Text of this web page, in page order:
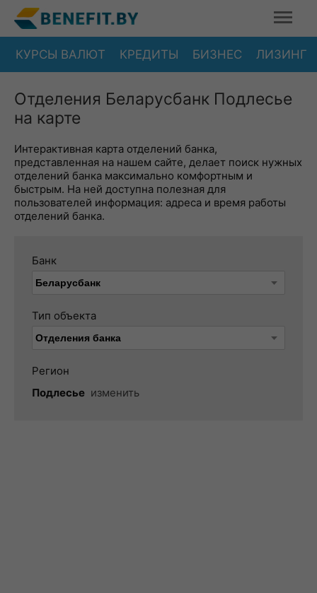
КУРСЫ ВАЛЮТ КРЕДИТЫ БИЗНЕС ЛИЗИНГ
Отделения Беларусбанк Подлесье
на карте
Интерактивная карта отделений банка,
представленная на нашем сайте, делает поиск нужных
отделений банка максимально комфортным и
быстрым. На ней доступна полезная для
пользователей информация: адреса и время работы
отделений банка.
Банк
Тип объекта
Регион
Подлесье изменить